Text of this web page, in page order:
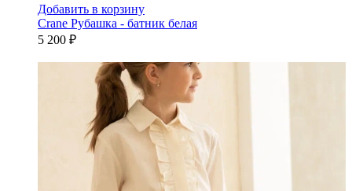
Добавить в корзину
Crane Рубашка - батник белая
5 200 ₽